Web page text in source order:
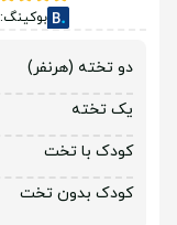
بوکینگ: 8.8
دو تخته (هرنفر)
یک تخته
کودک با تخت
کودک بدون تخت